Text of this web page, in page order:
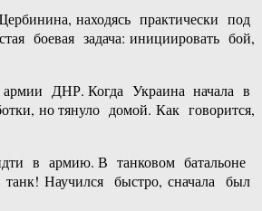
находясь практически под
боевая задача: инициировать бой,
ДНР. Когда Украина начала в
но тянуло домой. Как говорится,
в армию. В танковом батальоне
Научился быстро, сначала был